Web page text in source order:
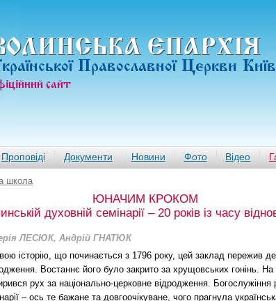
ЄПАРХIЯ
Православної Церкви
сайт
Проповіді Документи Новини Фото Відео
школа
ЮНАЧИМ КРОКОМ
духовній семінарії – 20 років із часу
ЛЕСЮК, Андрій ГНАТЮК
історію, що починається з 1796 року, цей заклад пережив
Востаннє його було закрито за хрущовських гонінь.
рух за національно-церковне відродження.
– ось те бажане та довгоочікуване, чого прагнула